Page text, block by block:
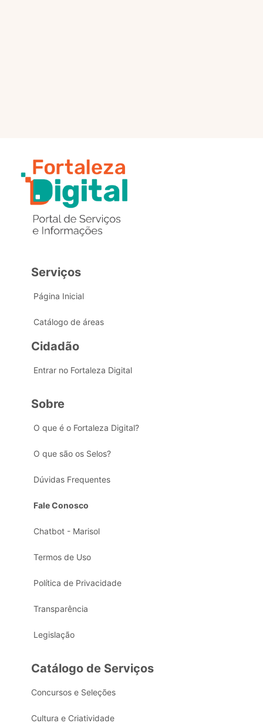
Serviços
Página Inicial
Catálogo de áreas
Cidadão
Entrar no Fortaleza Digital
Sobre
O que é o Fortaleza Digital?
O que são os Selos?
Dúvidas Frequentes
Fale Conosco
Chatbot - Marisol
Termos de Uso
Política de Privacidade
Transparência
Legislação
Catálogo de Serviços
Concursos e Seleções
Cultura e Criatividade